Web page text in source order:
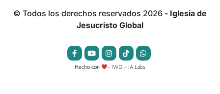
© Todos los derechos reservados 2026 - Iglesia de
Jesucristo Global
Hecho con - IWD – IA Labs